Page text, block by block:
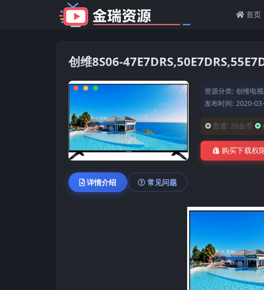
首页
创维8S06-
资源分类:创维电
发布时间: 2020-
普通: 20金币
购买下载权
详情介绍 常见问题